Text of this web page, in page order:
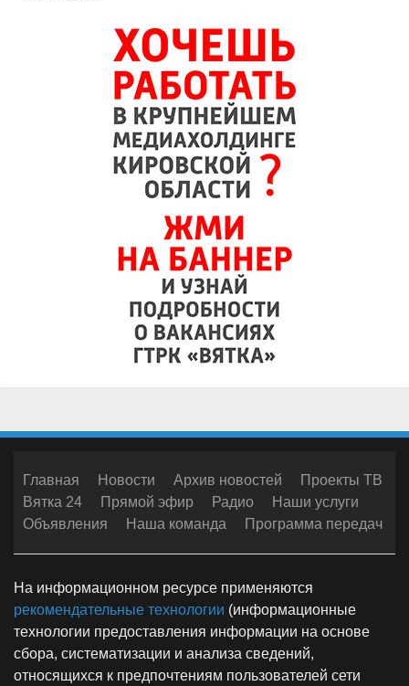
Главная Новости Архив новостей
Проекты ТВ
Вятка 24
Прямой эфир Радио
Наши услуги
Объявления
Наша команда Программа передач
На информационном ресурсе применяются
рекомендательные технологии (информационные
технологии предоставления информации на основе
сбора, систематизации и анализа сведений,
относящихся к предпочтениям пользователей сети